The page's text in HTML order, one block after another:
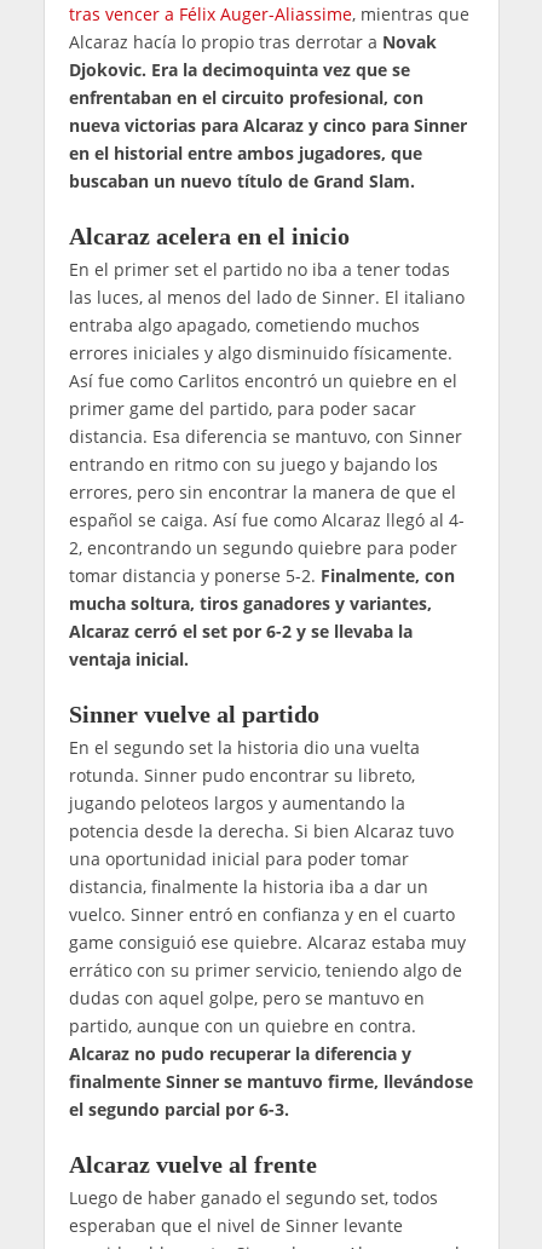
tras vencer a Félix Auger-Aliassime, mientras que
Alcaraz hacía lo propio tras derrotar a Novak
Djokovic. Era la decimoquinta vez que se
enfrentaban en el circuito profesional, con
nueva victorias para Alcaraz y cinco para Sinner
en el historial entre ambos jugadores, que
buscaban un nuevo título de Grand Slam.
Alcaraz acelera en el inicio
En el primer set el partido no iba a tener todas
las luces, al menos del lado de Sinner. El italiano
entraba algo apagado, cometiendo muchos
errores iniciales y algo disminuido físicamente.
Así fue como Carlitos encontró un quiebre en el
primer game del partido, para poder sacar
distancia. Esa diferencia se mantuvo, con Sinner
entrando en ritmo con su juego y bajando los
errores, pero sin encontrar la manera de que el
español se caiga. Así fue como Alcaraz llegó al 4-
2, encontrando un segundo quiebre para poder
tomar distancia y ponerse 5-2. Finalmente, con
mucha soltura, tiros ganadores y variantes,
Alcaraz cerró el set por 6-2 y se llevaba la
ventaja inicial.
Sinner vuelve al partido
En el segundo set la historia dio una vuelta
rotunda. Sinner pudo encontrar su libreto,
jugando peloteos largos y aumentando la
potencia desde la derecha. Si bien Alcaraz tuvo
una oportunidad inicial para poder tomar
distancia, finalmente la historia iba a dar un
vuelco. Sinner entró en confianza y en el cuarto
game consiguió ese quiebre. Alcaraz estaba muy
errático con su primer servicio, teniendo algo de
dudas con aquel golpe, pero se mantuvo en
partido, aunque con un quiebre en contra.
Alcaraz no pudo recuperar la diferencia y
finalmente Sinner se mantuvo firme, llevándose
el segundo parcial por 6-3.
Alcaraz vuelve al frente
Luego de haber ganado el segundo set, todos
esperaban que el nivel de Sinner levante